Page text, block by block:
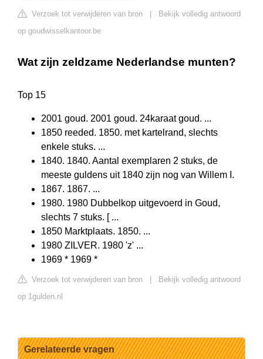
Verzoek tot verwijderen van bron
Bekijk volledig antwoord
op goudwisselkantoor.be
Wat zijn zeldzame Nederlandse munten?
Top 15
2001 goud. 2001 goud. 24karaat goud. ...
1850 reeded. 1850. met kartelrand, slechts
enkele stuks. ...
1840. 1840. Aantal exemplaren 2 stuks, de
meeste guldens uit 1840 zijn nog van Willem I.
1867. 1867. ...
1980. 1980 Dubbelkop uitgevoerd in Goud,
slechts 7 stuks. [ ...
1850 Marktplaats. 1850. ...
1980 ZILVER. 1980 'z' ...
1969 * 1969 *
Verzoek tot verwijderen van bron
Bekijk volledig antwoord
op 1gulden.nl
Gerelateerde vragen